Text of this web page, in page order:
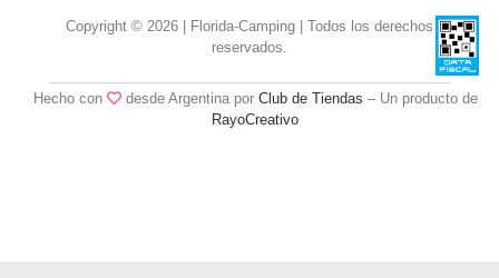
Copyright © 2026 | Florida-Camping | Todos los derechos
reservados.
Hecho con desde Argentina por Club de Tiendas – Un producto de
RayoCreativo